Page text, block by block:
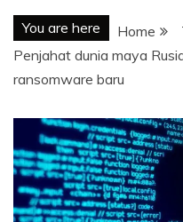
You are here Home
Penjahat dunia maya
ransomware baru